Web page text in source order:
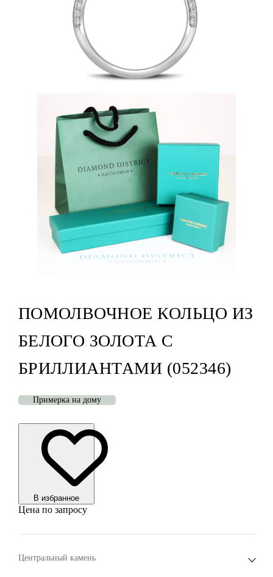
ПОМОЛВОЧНОЕ КОЛЬЦО ИЗ
БЕЛОГО ЗОЛОТА С
БРИЛЛИАНТАМИ (052346)
Примерка на дому
В избранноe
Цена по запросу
Центральный камень